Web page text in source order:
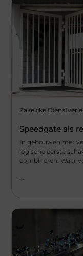
Zakelijke
Speedgate als
In gebouwen met
logische eerste
combineren. Waar